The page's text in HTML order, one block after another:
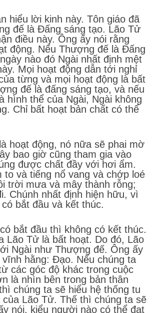
hiểu lời kinh này. Tôn giáo đã
đế là Đấng sáng tạo. Lão Tử
điều này. Ông ấy nói rằng
động. Nếu Thượng đế là Đấng
nào đó Ngài nhất định mệt
Mọi hoạt động dẫn tới nghỉ
từng và mọi hoạt động là bất
đế là đấng sáng tạo, và nếu
hình thể của Ngài, Ngài không
Chỉ bất hoạt bản chất có thể
hoạt động, nó nữa sẽ phai mờ
bao giờ cũng tham gia vào
được chất đầy với hơi ẩm.
to và tiếng nổ vang và chớp loé
trời mưa và mây thành rỗng;
Chúnh nhất định hiện hữu, vì
bắt đầu và kết thúc.
bắt đầu thì không có kết thúc.
Lão Tử là bất hoạt. Do đó, Lão
Ngài như Thượng đế. Ông ấy
vĩnh hằng: Đạo. Nếu chúng ta
các góc độ khác trong cuộc
là nhìn bên trong bản thân
chúng ta sẽ hiểu hệ thống tu
của Lão Tử. Thế thì chúng ta sẽ
nói, kiểu người nào có thể đạt